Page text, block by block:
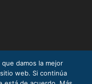
damos la mejor
web. Si continúa